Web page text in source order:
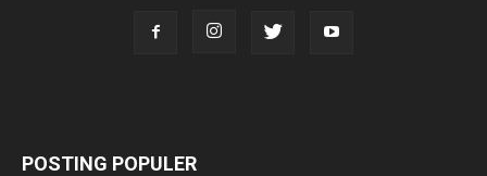
POSTING POPULER